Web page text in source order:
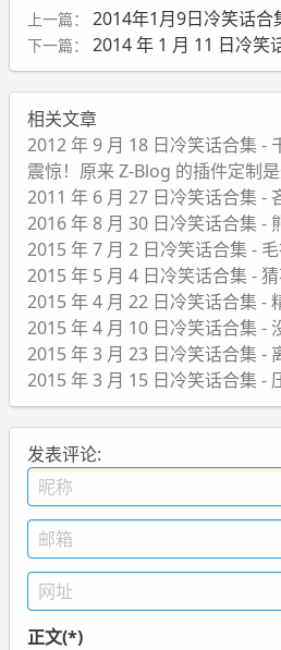
上一篇： 2014年1月9日冷笑话合
下一篇： 2014 年 1 月 11 日冷笑
相关文章
2012 年 9 月 18 日冷笑话合集 -
震惊！原来 Z-Blog 的插件定制是
2011 年 6 月 27 日冷笑话合集 -
2016 年 8 月 30 日冷笑话合集 -
2015 年 7 月 2 日冷笑话合集 -
2015 年 5 月 4 日冷笑话合集 -
2015 年 4 月 22 日冷笑话合集 -
2015 年 4 月 10 日冷笑话合集 -
2015 年 3 月 23 日冷笑话合集 -
2015 年 3 月 15 日冷笑话合集 -
发表评论:
正文(*)